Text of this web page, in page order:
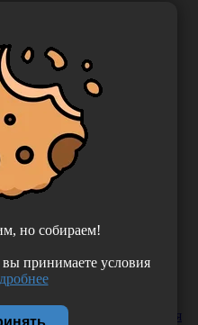
все
класса Б, 20 л для
но собираем!
вы принимаете условия